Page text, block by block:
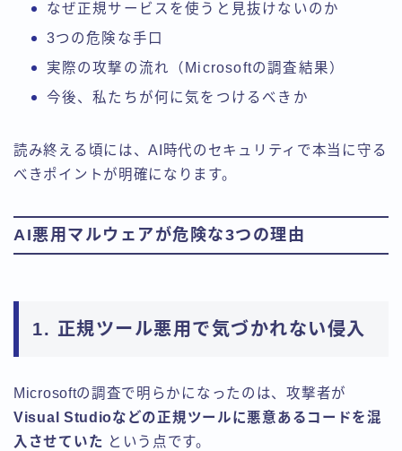
なぜ正規サービスを使うと見抜けないのか
3つの危険な手口
実際の攻撃の流れ（Microsoftの調査結果）
今後、私たちが何に気をつけるべきか
読み終える頃には、AI時代のセキュリティで本当に守る
べきポイントが明確になります。
AI悪用マルウェアが危険な3つの理由
1. 正規ツール悪用で気づかれない侵入
Microsoftの調査で明らかになったのは、攻撃者が
Visual Studioなどの正規ツールに悪意あるコードを混
入させていた という点です。